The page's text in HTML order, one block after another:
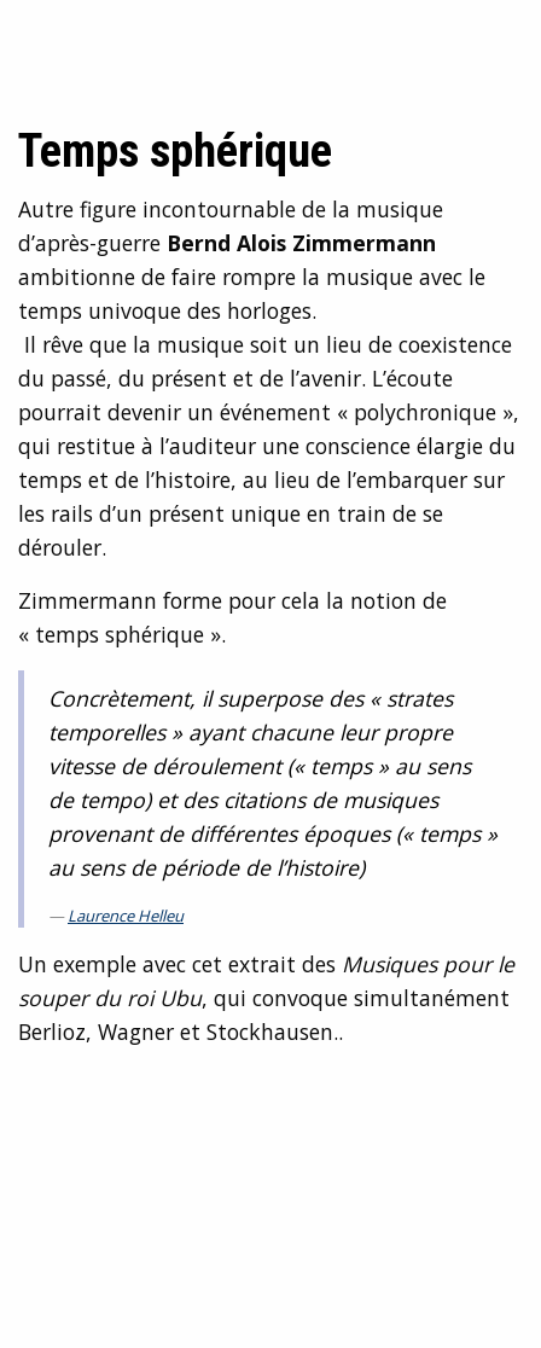
Temps sphérique
Autre figure incontournable de la musique
d’après-guerre Bernd Alois Zimmermann
ambitionne de faire rompre la musique avec le
temps univoque des horloges.
Il rêve que la musique soit un lieu de coexistence
du passé, du présent et de l’avenir. L’écoute
pourrait devenir un événement « polychronique »,
qui restitue à l’auditeur une conscience élargie du
temps et de l’histoire, au lieu de l’embarquer sur
les rails d’un présent unique en train de se
dérouler.
Zimmermann forme pour cela la notion de
« temps sphérique ».
Concrètement, il superpose des « strates
temporelles » ayant chacune leur propre
vitesse de déroulement (« temps » au sens
de tempo) et des citations de musiques
provenant de différentes époques (« temps »
au sens de période de l’histoire)
Laurence Helleu
Un exemple avec cet extrait des Musiques pour le
souper du roi Ubu, qui convoque simultanément
Berlioz, Wagner et Stockhausen..